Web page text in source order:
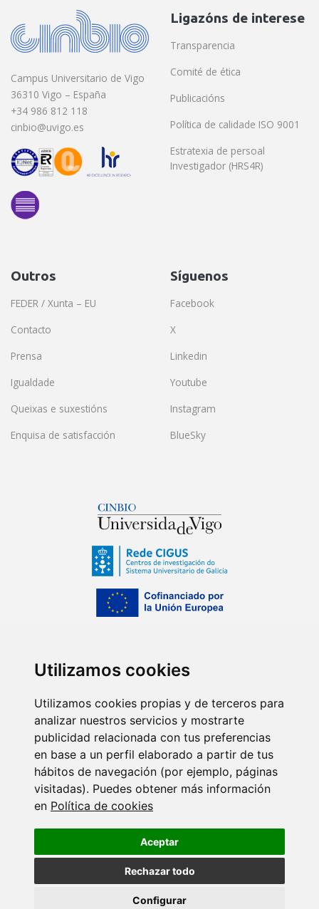
Utilizamos cookies
Utilizamos cookies propias y de terceros para
analizar nuestros servicios y mostrarte
publicidad relacionada con tus preferencias
en base a un perfil elaborado a partir de tus
hábitos de navegación (por ejemplo, páginas
visitadas). Puedes obtener más información
en Política de cookies
Aceptar
Rechazar todo
Configurar
Campus Universitario de Vigo
36310 Vigo – España
+34 986 812 118
cinbio@uvigo.es
Ligazóns de interese
Transparencia
Comité de ética
Publicacións
Política de calidade ISO 9001
Estratexia de persoal
Investigador (HRS4R)
Outros
FEDER / Xunta – EU
Contacto
Prensa
Igualdade
Queixas e suxestións
Enquisa de satisfacción
Síguenos
Facebook
X
Linkedin
Youtube
Instagram
BlueSky
Centro de investigación del Sistema Universitario de
Galicia (ED431G/2023/06)
Promover el desarrollo tecnológico, la innovación y una